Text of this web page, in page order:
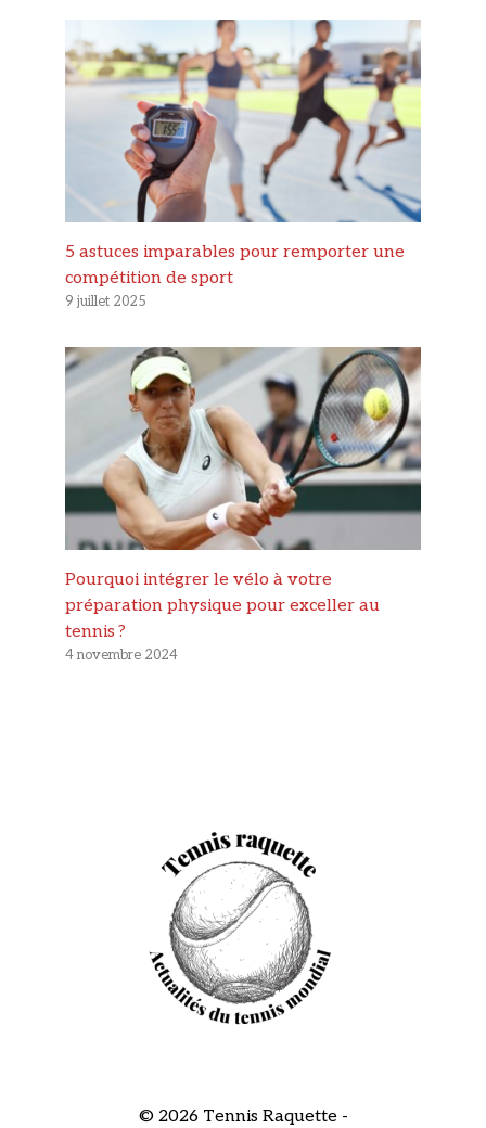
5 astuces imparables pour remporter une
compétition de sport
9 juillet 2025
Pourquoi intégrer le vélo à votre
préparation physique pour exceller au
tennis ?
4 novembre 2024
© 2026 Tennis Raquette -